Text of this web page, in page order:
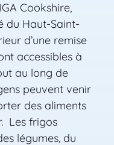
Cookshire,
du Haut-Saint-
d’une remise
accessibles à
au long de
peuvent venir
des aliments
Les frigos
légumes, du